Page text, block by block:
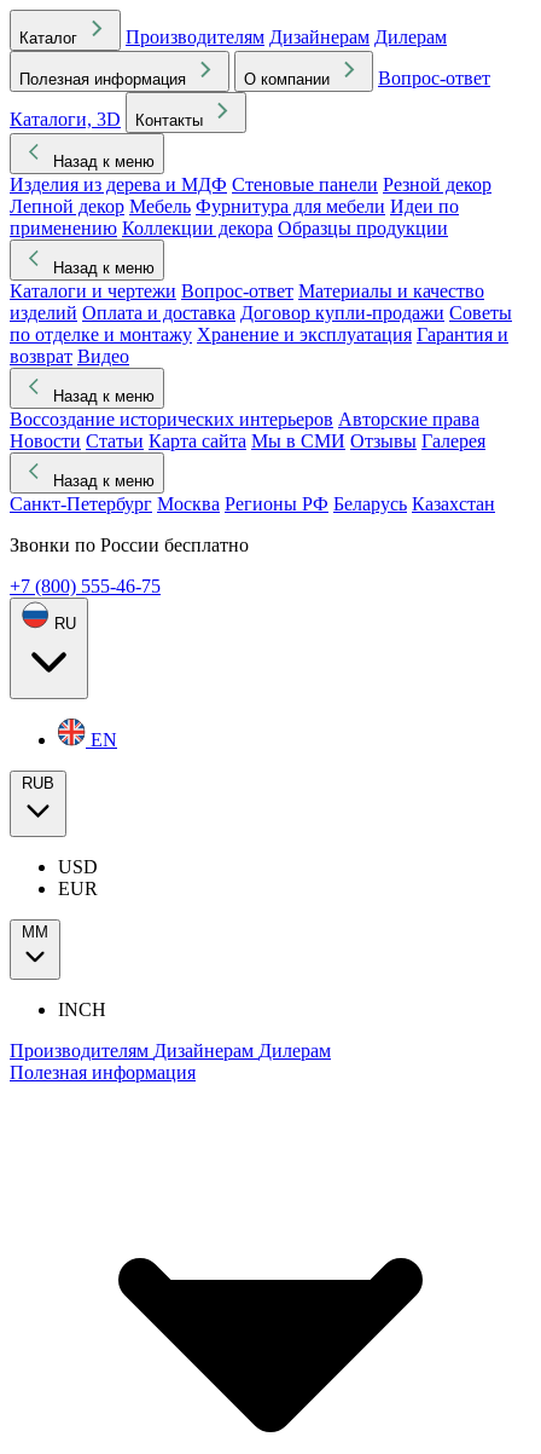
Каталог Производителям Дизайнерам Дилерам
Полезная информация О компании
Вопрос-ответ
Каталоги, 3D
Контакты
Назад к меню
Изделия из дерева и МДФ Стеновые панели Резной декор
Лепной декор Мебель Фурнитура для мебели Идеи по
применению Коллекции декора Образцы продукции
Назад к меню
Каталоги и чертежи Вопрос-ответ Материалы и качество
изделий Оплата и доставка Договор купли-продажи Советы
по отделке и монтажу Хранение и эксплуатация Гарантия и
возврат Видео
Назад к меню
Воссоздание исторических интерьеров Авторские права
Новости Статьи Карта сайта Мы в СМИ Отзывы Галерея
Назад к меню
Санкт-Петербург Москва Регионы РФ Беларусь Казахстан
Звонки по России бесплатно
+7 (800) 555-46-75
RU
EN
RUB
USD
EUR
ММ
INCH
Производителям Дизайнерам Дилерам
Полезная информация